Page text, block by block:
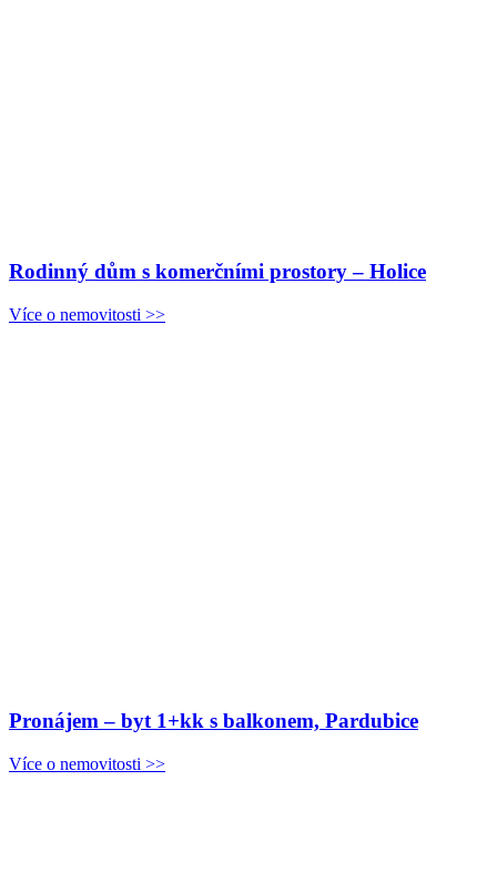
Rodinný dům s komerčními prostory – Holice
Více o nemovitosti >>
Pronájem – byt 1+kk s balkonem, Pardubice
Více o nemovitosti >>